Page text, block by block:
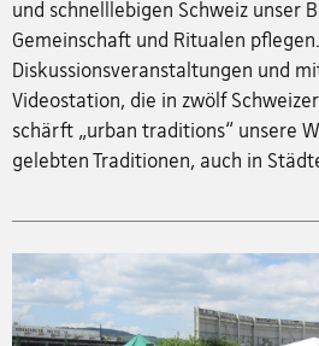
und schnelllebigen Schweiz unser
Gemeinschaft und Ritualen
Diskussionsveranstaltungen und
Videostation, die in zwölf
schärft „urban traditions“ unsere
gelebten Traditionen, auch in